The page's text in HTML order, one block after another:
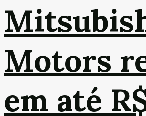
Motors
em até